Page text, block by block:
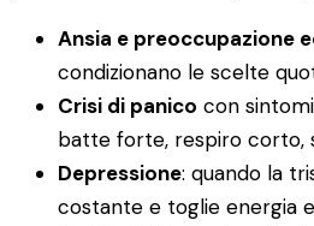
Ansia e preoccupazione
condizionano le scelte
Crisi di panico con
batte forte, respiro corto,
Depressione: quando la
costante e toglie energia